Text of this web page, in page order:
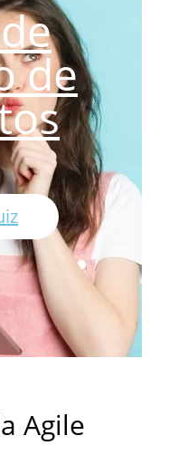
de
Agile